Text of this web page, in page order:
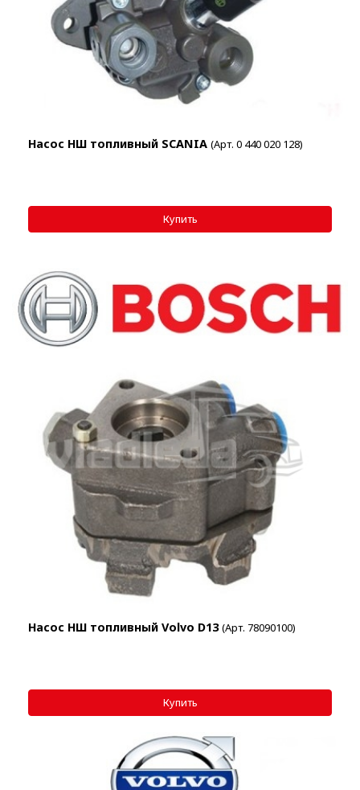
Насос НШ топливный SCANIA (Арт. 0 440 020 128)
Насос НШ топливный Volvo D13(Арт. 78090100)